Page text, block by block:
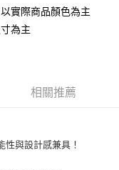
實際商品顏色為主
為主
相關推薦
與設計感兼具！